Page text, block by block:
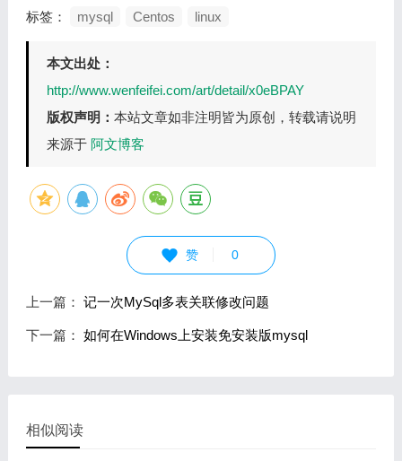
标签： mysql Centos linux
本文出处：
http://www.wenfeifei.com/art/detail/x0eBPAY
版权声明： 本站文章如非注明皆为原创，转载请说明
来源于 阿文博客
赞 0
上一篇： 记一次MySql多表关联修改问题
下一篇： 如何在Windows上安装免安装版mysql
相似阅读